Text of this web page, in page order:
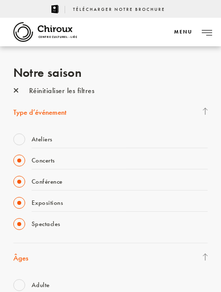
TÉLÉCHARGER NOTRE BROCHURE
CENTRE CULTUREL - LIÈGE
MENU
Notre saison
Réinitialiser les filtres
Type d’événement
Ateliers
Concerts
Conférence
Expositions
Spectacles
Âges
Adulte